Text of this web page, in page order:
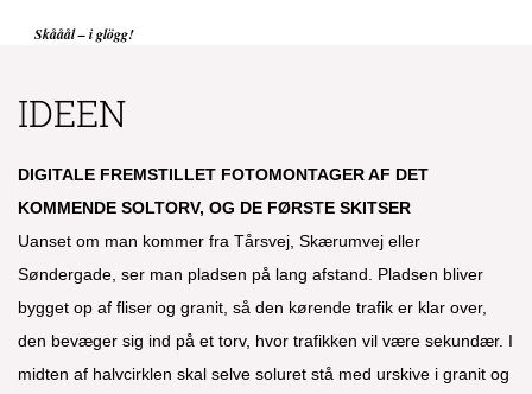
Skååål – i glögg!
IDEEN
DIGITALE FREMSTILLET FOTOMONTAGER AF DET
KOMMENDE SOLTORV, OG DE FØRSTE SKITSER
Uanset om man kommer fra Tårsvej, Skærumvej eller
Søndergade, ser man pladsen på lang afstand. Pladsen bliver
bygget op af fliser og granit, så den kørende trafik er klar over,
den bevæger sig ind på et torv, hvor trafikken vil være sekundær. I
midten af halvcirklen skal selve soluret stå med urskive i granit og